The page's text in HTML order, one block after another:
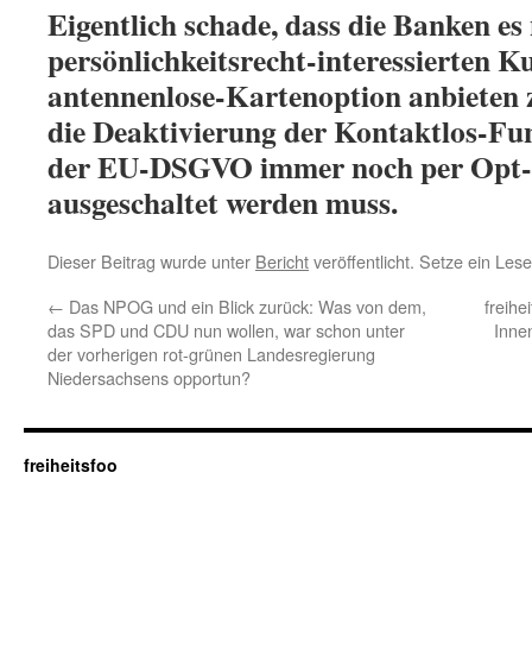
Eigentlich schade, dass die Banken
persönlichkeitsrecht-interessierten
antennenlose-Kartenoption anbieten
die Deaktivierung der Kontaktlos-
der EU-DSGVO immer noch per
ausgeschaltet werden muss.
Dieser Beitrag wurde unter Berichtveröffentlicht. Setze ein
← Das NPOG und ein Blick zurück: Was von dem,
das SPD und CDU nun wollen, war schon unter
der vorherigen rot-grünen Landesregierung
Niedersachsens opportun?
freiheitsfoo